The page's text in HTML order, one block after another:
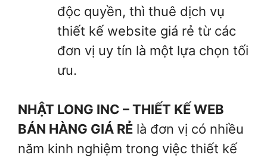
độc quyền, thì thuê dịch vụ
thiết kế website giá rẻ từ các
đơn vị uy tín là một lựa chọn tối
ưu.
NHẬT LONG INC – THIẾT KẾ WEB
BÁN HÀNG GIÁ RẺ là đơn vị có nhiều
năm kinh nghiệm trong việc thiết kế